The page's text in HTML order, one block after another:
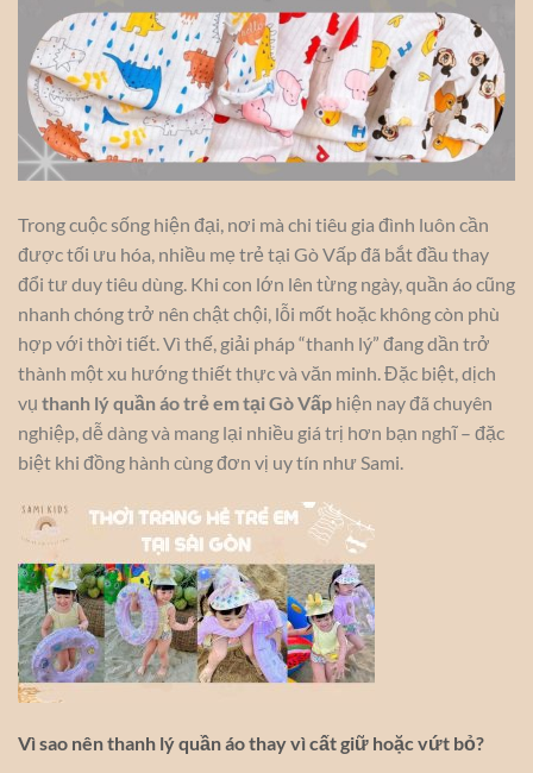
Trong cuộc sống hiện đại, nơi mà chi tiêu gia đình luôn cần
được tối ưu hóa, nhiều mẹ trẻ tại Gò Vấp đã bắt đầu thay
đổi tư duy tiêu dùng. Khi con lớn lên từng ngày, quần áo cũng
nhanh chóng trở nên chật chội, lỗi mốt hoặc không còn phù
hợp với thời tiết. Vì thế, giải pháp “thanh lý” đang dần trở
thành một xu hướng thiết thực và văn minh. Đặc biệt, dịch
vụ thanh lý quần áo trẻ em tại Gò Vấp hiện nay đã chuyên
nghiệp, dễ dàng và mang lại nhiều giá trị hơn bạn nghĩ – đặc
biệt khi đồng hành cùng đơn vị uy tín như Sami.
Vì sao nên thanh lý quần áo thay vì cất giữ hoặc vứt bỏ?